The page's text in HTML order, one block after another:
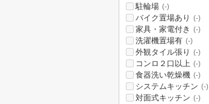
駐輪場 (-)
バイク置場あり (-)
家具・家電付き (-)
洗濯機置場有 (-)
外観タイル張り (-)
コンロ２口以上 (-)
食器洗い乾燥機 (-)
システムキッチン (-)
対面式キッチン (-)